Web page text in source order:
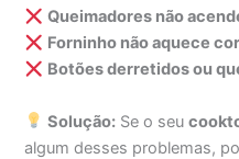
Queimadores não
Forninho não aquece
Botões derretidos ou
Solução: Se o seu
algum desses problemas,